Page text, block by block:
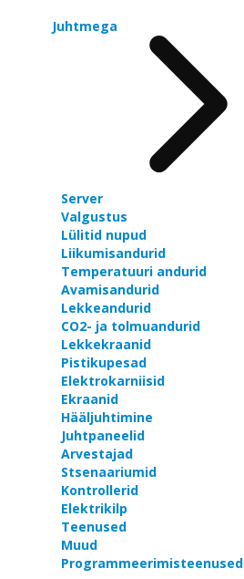
Juhtmega
Server
Valgustus
Lülitid nupud
Liikumisandurid
Temperatuuri andurid
Avamisandurid
Lekkeandurid
CO2- ja tolmuandurid
Lekkekraanid
Pistikupesad
Elektrokarniisid
Ekraanid
Hääljuhtimine
Juhtpaneelid
Arvestajad
Stsenaariumid
Kontrollerid
Elektrikilp
Teenused
Muud
Programmeerimisteenused